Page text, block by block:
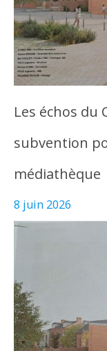
Les échos du
subvention
médiathèque
8 juin 2026